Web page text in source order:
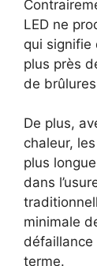
LED ne
qui signifie
plus près
de
De plus,
chaleur,
plus
dans
minimale
terme.